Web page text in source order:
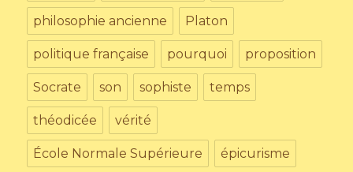
philosophie ancienne Platon
politique française pourquoi proposition
Socrate son sophiste temps
théodicée vérité
École Normale Supérieure épicurisme